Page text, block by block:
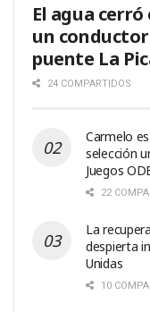
El agua
un
puente La
24 COMPARTIDOS
Carmelo
selección
Juegos
22
La
despierta
Unidas
10